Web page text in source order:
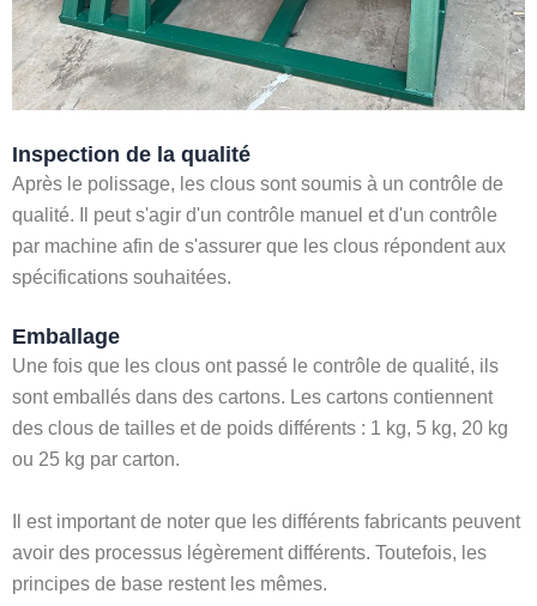
Inspection de la qualité
Après le polissage, les clous sont soumis à un contrôle de
qualité. Il peut s'agir d'un contrôle manuel et d'un contrôle
par machine afin de s'assurer que les clous répondent aux
spécifications souhaitées.
Emballage
Une fois que les clous ont passé le contrôle de qualité, ils
sont emballés dans des cartons. Les cartons contiennent
des clous de tailles et de poids différents : 1 kg, 5 kg, 20 kg
ou 25 kg par carton.
Il est important de noter que les différents fabricants peuvent
avoir des processus légèrement différents. Toutefois, les
principes de base restent les mêmes.